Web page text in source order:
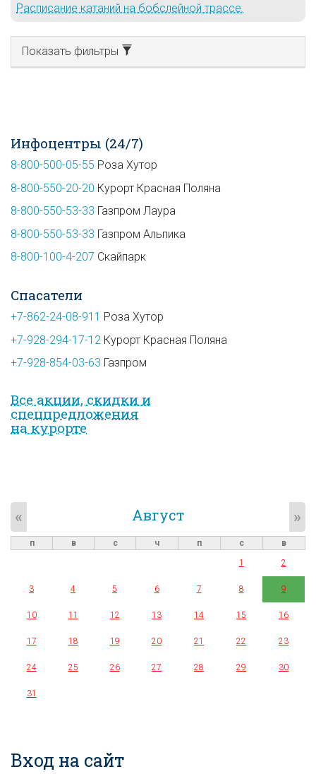
Расписание катаний на бобслейной трассе.
Показать фильтры
Инфоцентры (24/7)
8-800-500-05-55 Роза Хутор
8-800-550-20-20 Курорт Красная Поляна
8-800-550-53-33 Газпром Лаура
8-800-550-53-33 Газпром Альпика
8-800-100-4-207 Скайпарк
Спасатели
+7-862-24-08-911 Роза Хутор
+7-928-294-17-12 Курорт Красная Поляна
+7-928-854-03-63 Газпром
Все акции, скидки и
спец­предложе­ния
на курорте
Август
« »
п в с ч п с
в
1
2
3 4 5 6 7 8 9
10 11 12 13 14 15 16
17 18 19 20 21 22 23
24 25 26 27 28 29 30
31
Вход на сайт